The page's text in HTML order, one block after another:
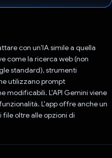
con un'IA simile a quella
come la ricerca web (non
standard), strumenti
utilizzano prompt
modificabili. L'API Gemini viene
L'app offre anche un
oltre alle opzioni di